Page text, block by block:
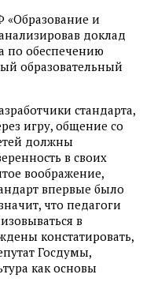
и
доклад
по обеспечению
образовательный
стандарта,
игру, общение со
должны
в своих
воображение,
впервые было
что педагоги
в
констатировать,
Госдумы,
как основы